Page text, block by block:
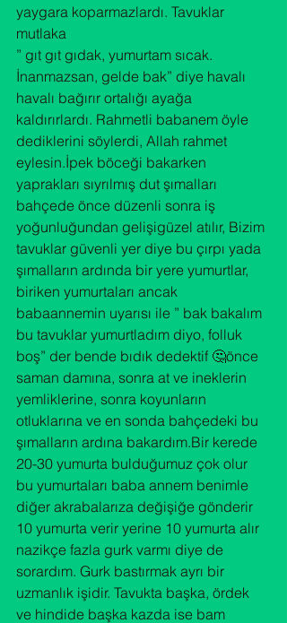
yaygara koparmazlardı. Tavuklar
mutlaka
” gıt gıt gıdak, yumurtam sıcak.
İnanmazsan, gelde bak” diye havalı
havalı bağırır ortalığı ayağa
kaldırırlardı. Rahmetli babanem öyle
dediklerini söylerdi, Allah rahmet
eylesin.İpek böceği bakarken
yaprakları sıyrılmış dut şımalları
bahçede önce düzenli sonra iş
yoğunluğundan gelişigüzel atılır, Bizim
tavuklar güvenli yer diye bu çırpı yada
şımalların ardında bir yere yumurtlar,
biriken yumurtaları ancak
babaannemin uyarısı ile ” bak bakalım
bu tavuklar yumurtladım diyo, folluk
boş” der bende bıdık dedektif 🤔önce
saman damına, sonra at ve ineklerin
yemliklerine, sonra koyunların
otluklarına ve en sonda bahçedeki bu
şımalların ardına bakardım.Bir kerede
20-30 yumurta bulduğumuz çok olur
bu yumurtaları baba annem benimle
diğer akrabalarıza değişiğe gönderir
10 yumurta verir yerine 10 yumurta alır
nazikçe fazla gurk varmı diye de
sorardım. Gurk bastırmak ayrı bir
uzmanlık işidir. Tavukta başka, ördek
ve hindide başka kazda ise bam